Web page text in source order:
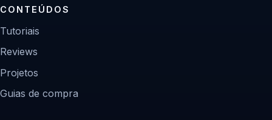
CONTEÚDOS
Tutoriais
Reviews
Projetos
Guias de compra